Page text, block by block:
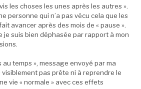
les choses les unes après les autres ».
personne qui n’a pas vécu cela que les
avancer après des mois de « pause ».
je suis bien déphasée par rapport à mon
au temps », message envoyé par ma
pas prête ni à reprendre le
vie « normale » avec ces effets